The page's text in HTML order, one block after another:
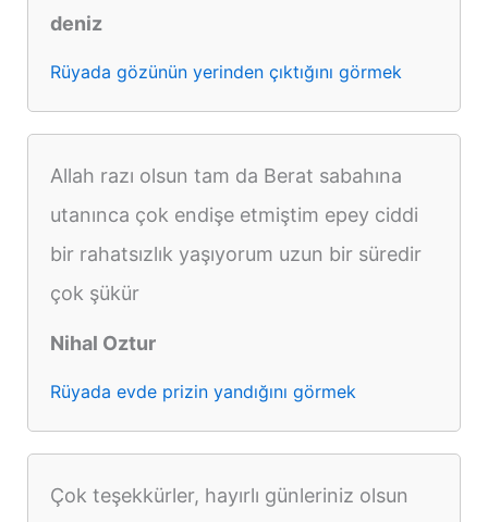
deniz
Rüyada gözünün yerinden çıktığını görmek
Allah razı olsun tam da Berat sabahına
utanınca çok endişe etmiştim epey ciddi
bir rahatsızlık yaşıyorum uzun bir süredir
çok şükür
Nihal Oztur
Rüyada evde prizin yandığını görmek
Çok teşekkürler, hayırlı günleriniz olsun